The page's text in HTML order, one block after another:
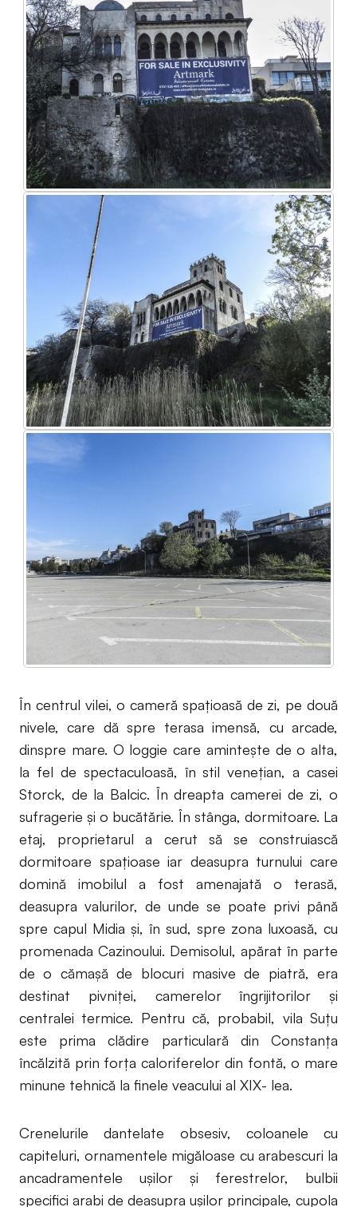
În centrul vilei, o cameră spaţioasă de zi, pe două
nivele, care dă spre terasa imensă, cu arcade,
dinspre mare. O loggie care aminteşte de o alta,
la fel de spectaculoasă, în stil venețian, a casei
Storck, de la Balcic. În dreapta camerei de zi, o
sufragerie şi o bucătărie. În stânga, dormitoare. La
etaj, proprietarul a cerut să se construiască
dormitoare spaţioase iar deasupra turnului care
domină imobilul a fost amenajată o terasă,
deasupra valurilor, de unde se poate privi până
spre capul Midia şi, în sud, spre zona luxoasă, cu
promenada Cazinoului. Demisolul, apărat în parte
de o cămaşă de blocuri masive de piatră, era
destinat pivniţei, camerelor îngrijitorilor şi
centralei termice. Pentru că, probabil, vila Suţu
este prima clădire particulară din Constanţa
încălzită prin forţa caloriferelor din fontă, o mare
minune tehnică la finele veacului al XIX- lea.
Crenelurile dantelate obsesiv, coloanele cu
capiteluri, ornamentele migăloase cu arabescuri la
ancadramentele uşilor şi ferestrelor, bulbii
specifici arabi de deasupra uşilor principale, cupola